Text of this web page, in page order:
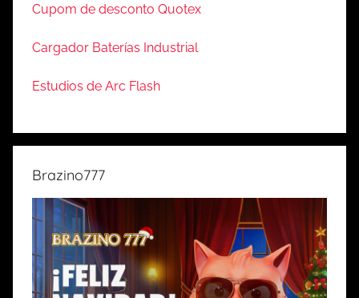
Cupom de desconto Quotex
Cargador Baterías Industrial
Estudios de Arc Flash
Brazino777